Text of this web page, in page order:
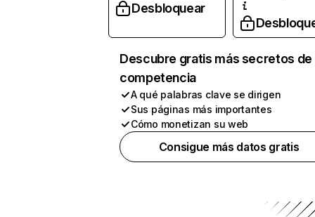
Desbloquear
Descubre gratis más secretos de
competencia
A qué palabras clave se dirigen
Sus páginas más importantes
Cómo monetizan su web
Consigue más datos gratis